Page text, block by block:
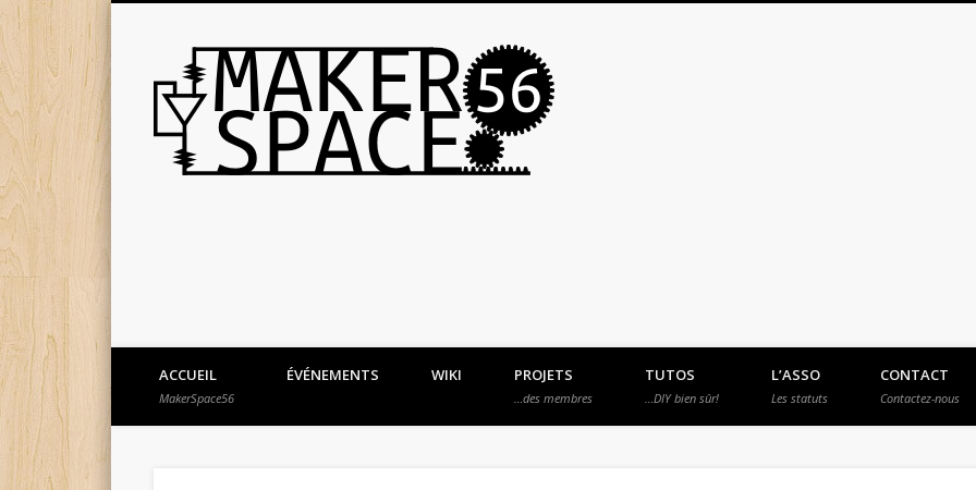
MakerSpace56
ACCUEIL
MakerSpace56
ÉVÉNEMENTS WIKI PROJETS
…des membres
TUTOS
…DIY bien sûr!
L’ASSO
Les statuts
CONTACT
Contactez-nous